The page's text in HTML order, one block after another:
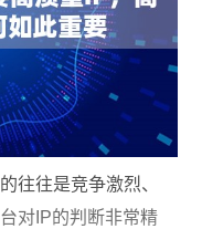
往往是竞争激烈、
对IP的判断非常精